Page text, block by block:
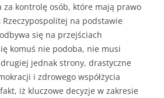
za kontrolę osób, które mają prawo
na podstawie
się na przejściach
komuś nie podoba, nie musi
jednak strony, drastyczne
i zdrowego współżycia
iż kluczowe decyzje w zakresie